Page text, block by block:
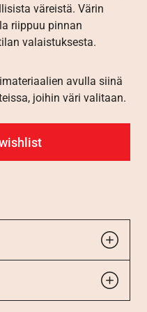
väreistä. Värin
riippuu pinnan
valaistuksesta.
avulla siinä
joihin väri valitaan.